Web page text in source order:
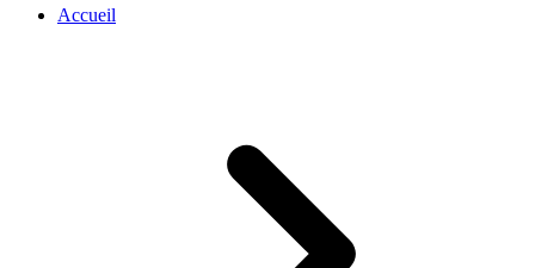
Accueil